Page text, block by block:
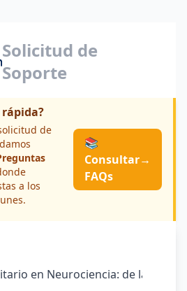
Solicitud de
Soporte
de
a los
📚
Consultar
FAQs
→